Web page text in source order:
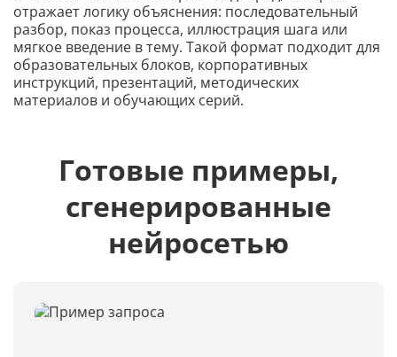
отражает логику объяснения: последовательный
разбор, показ процесса, иллюстрация шага или
мягкое введение в тему. Такой формат подходит для
образовательных блоков, корпоративных
инструкций, презентаций, методических
материалов и обучающих серий.
Готовые примеры,
сгенерированные
нейросетью